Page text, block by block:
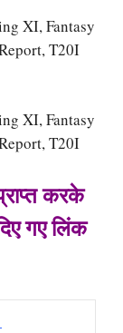
XI, Fantasy
T20I
XI, Fantasy
T20I
करके
गए लिंक